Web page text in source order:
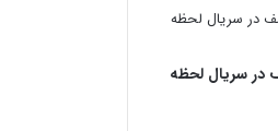
در سریال لحظه